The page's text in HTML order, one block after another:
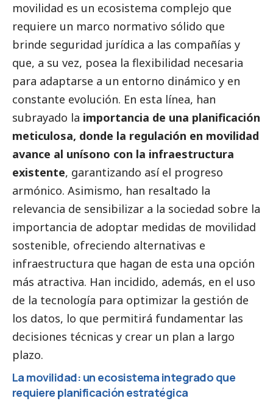
movilidad es un ecosistema complejo que
requiere un marco normativo sólido que
brinde seguridad jurídica a las compañías y
que, a su vez, posea la flexibilidad necesaria
para adaptarse a un entorno dinámico y en
constante evolución. En esta línea, han
subrayado la importancia de una planificación
meticulosa, donde la regulación en movilidad
avance al unísono con la infraestructura
existente, garantizando así el progreso
armónico. Asimismo, han resaltado la
relevancia de sensibilizar a la sociedad sobre la
importancia de adoptar medidas de movilidad
sostenible, ofreciendo alternativas e
infraestructura que hagan de esta una opción
más atractiva. Han incidido, además, en el uso
de la tecnología para optimizar la gestión de
los datos, lo que permitirá fundamentar las
decisiones técnicas y crear un plan a largo
plazo.
La movilidad: un ecosistema integrado que
requiere planificación estratégica